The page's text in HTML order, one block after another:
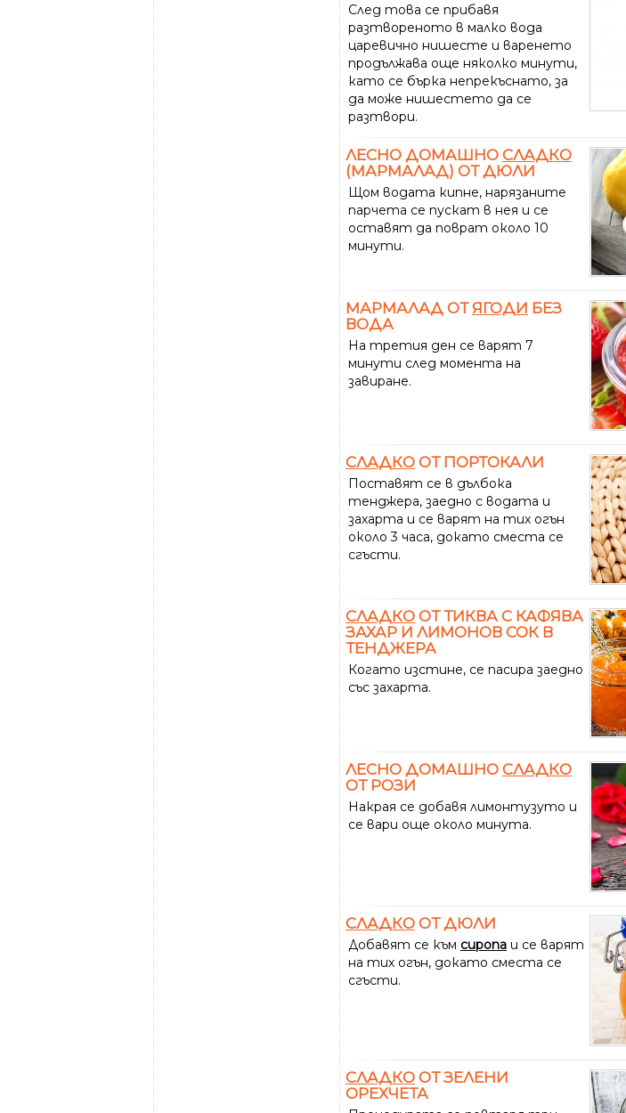
След това се прибавя
разтвореното в малко вода
царевично нишесте и варенето
продължава още няколко минути,
като се бърка непрекъснато, за
да може нишестето да се
разтвори.
ЛЕСНО ДОМАШНО СЛАДКО
(МАРМАЛАД) ОТ ДЮЛИ
Щом водата кипне, нарязаните
парчета се пускат в нея и се
оставят да поврат около 10
минути.
МАРМАЛАД ОТЯГОДИ БЕЗ
ВОДА
На третия ден се варят 7
минути след момента на
завиране.
СЛАДКО ОТ ПОРТОКАЛИ
Поставят се в дълбока
тенджера, заедно с водата и
захарта и се варят на тих огън
около 3 часа, докато сместа се
сгъсти.
СЛАДКО ОТ ТИКВА С КАФЯВА
ЗАХАР И ЛИМОНОВ СОК В
ТЕНДЖЕРА
Когато изстине, се пасира заедно
със захарта.
ЛЕСНО ДОМАШНО СЛАДКО
ОТ РОЗИ
Накрая се добавя лимонтузуто и
се вари още около минута.
СЛАДКО ОТ ДЮЛИ
Добавят се към сиропа и се варят
на тих огън, докато сместа се
сгъсти.
СЛАДКО ОТ ЗЕЛЕНИ
ОРЕХЧЕТА